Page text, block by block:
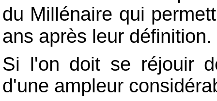
du Millénaire qui
ans après leur définition.
Si l'on doit se réjouir
d'une ampleur